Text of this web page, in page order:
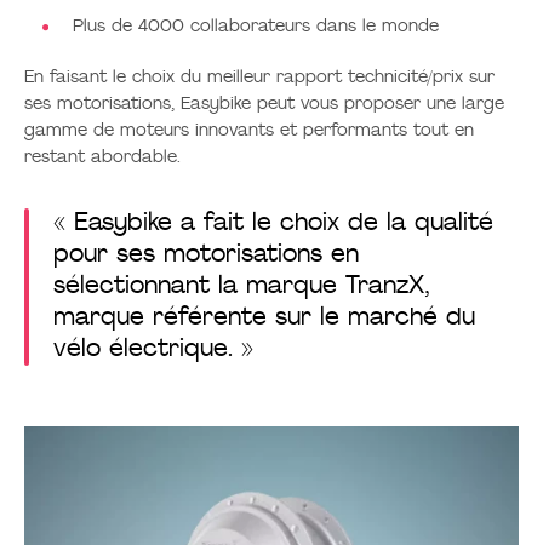
Plus de 4000 collaborateurs dans le monde
En faisant le choix du meilleur rapport technicité/prix sur
ses motorisations, Easybike peut vous proposer une large
gamme de moteurs innovants et performants tout en
restant abordable.
« Easybike a fait le choix de la qualité
pour ses motorisations en
sélectionnant la marque TranzX,
marque référente sur le marché du
vélo électrique. »